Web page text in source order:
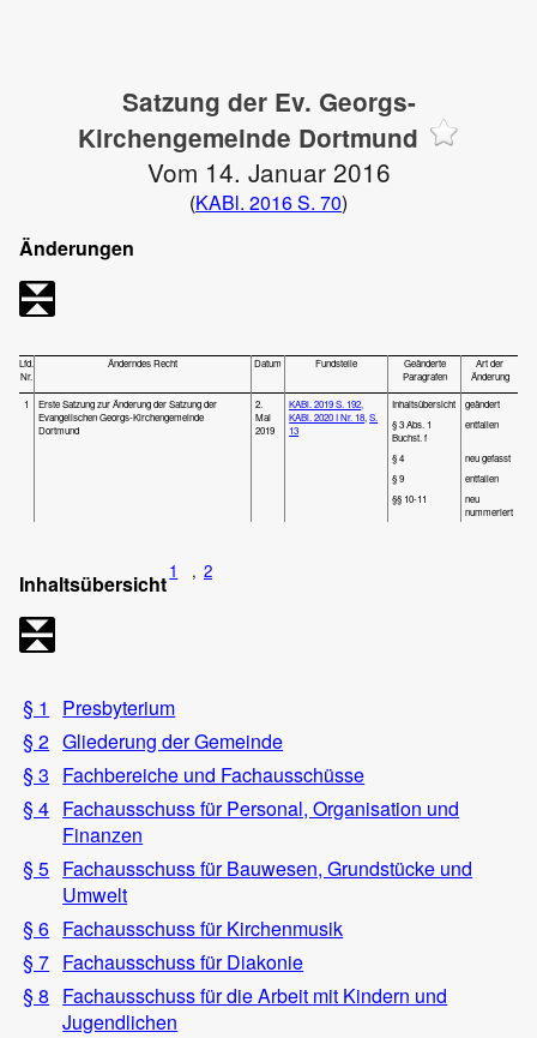
Satzung der Ev. Georgs-
Kirchengemeinde Dortmund
Vom 14. Januar 2016
(KABl. 2016 S. 70)
Änderungen
Lfd.
Nr.
Änderndes Recht Datum Fundstelle
Geänderte
Paragrafen
Art der
Änderung
1
Erste Satzung zur Änderung der Satzung der
Evangelischen Georgs-Kirchengemeinde
Dortmund
2.
Mai
2019
KABl. 2019 S. 192
KABl. 2020 I Nr. 18 ,S.
13
Inhaltsübersicht
geändert
§ 3 Abs. 1
Buchst. f
entfallen
§ 4
neu gefasst
§ 9
entfallen
§§ 10-11
neu
nummeriert
Inhaltsübersicht1 , 2
§ 1
Presbyterium
§ 2 Gliederung der Gemeinde
§ 3 Fachbereiche und Fachausschüsse
§ 4 Fachausschuss für Personal, Organisation und
Finanzen
§ 5 Fachausschuss für Bauwesen, Grundstücke und
Umwelt
§ 6 Fachausschuss für Kirchenmusik
§ 7 Fachausschuss für Diakonie
§ 8 Fachausschuss für die Arbeit mit Kindern und
Jugendlichen